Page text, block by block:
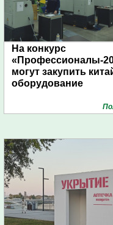
На конкурс
«Профессионалы-
могут закупить
оборудование